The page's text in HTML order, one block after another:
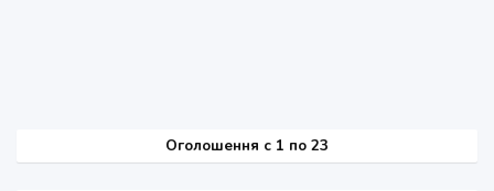
Оголошення c 1 по 23